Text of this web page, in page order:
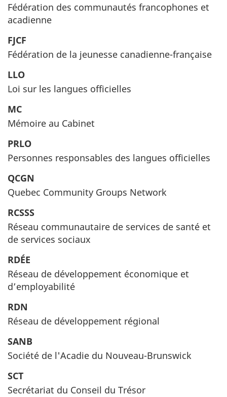
Fédération des communautés francophones et
acadienne
FJCF
Fédération de la jeunesse canadienne-française
LLO
Loi sur les langues officielles
MC
Mémoire au Cabinet
PRLO
Personnes responsables des langues officielles
QCGN
Quebec Community Groups Network
RCSSS
Réseau communautaire de services de santé et
de services sociaux
RDÉE
Réseau de développement économique et
d’employabilité
RDN
Réseau de développement régional
SANB
Société de l'Acadie du Nouveau-Brunswick
SCT
Secrétariat du Conseil du Trésor